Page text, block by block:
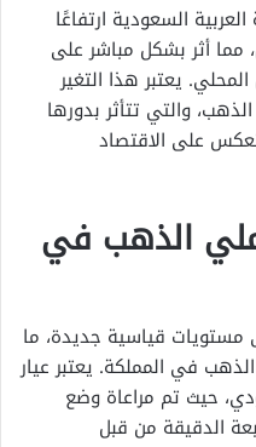
السعودية ارتفاعًا
مما أثر بشكل مباشر على
يعتبر هذا التغير
والتي تتأثر بدورها
على الاقتصاد
الذهب في
جرام الذهب عيار 18 إلى مستويات قياسية جديدة، ما
في المملكة. يعتبر عيار
حيث تم مراعاة وضع
الدقيقة من قبل